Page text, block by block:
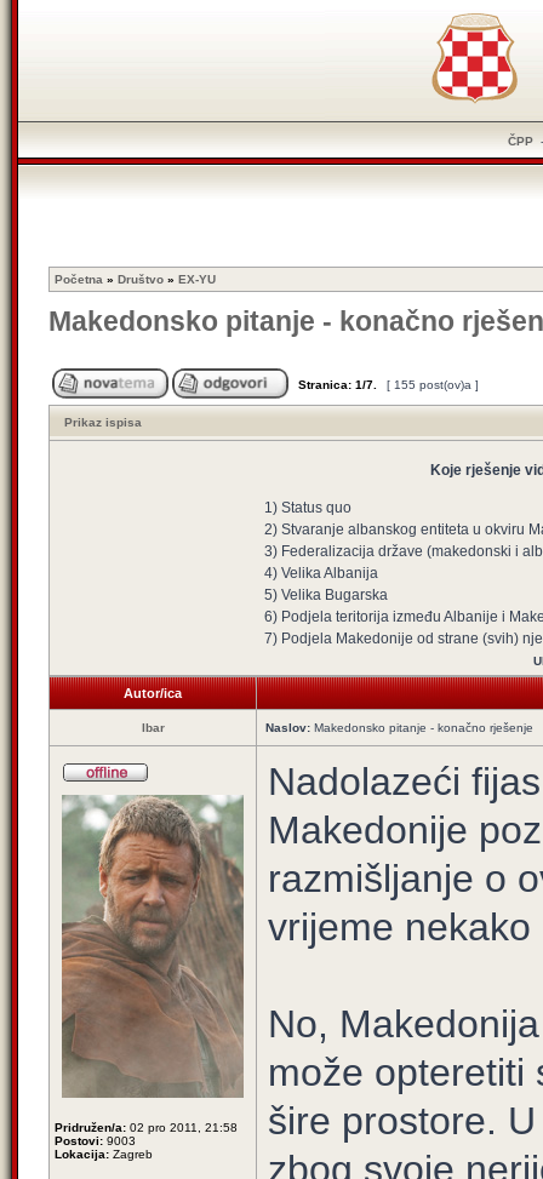
ČPP
Početna » Društvo » EX-YU
Makedonsko pitanje - konačno
Stranica: 1/7 [ 155 post(ov)a ]
Prikaz ispisa
Koje rješenje
1) Status quo
2) Stvaranje albanskog entiteta u okviru
3) Federalizacija države (makedonski i
4) Velika Albanija
5) Velika Bugarska
6) Podjela teritorija između Albanije i
7) Podjela Makedonije od strane (svih)
Autor/ica
Ibar Naslov: Makedonsko pitanje - konačno rješenje
Pridružen/a: 02 pro 2011, 21:58
Postovi: 9003
Lokacija: Zagreb
Nadolazeći
Makedonije
razmišljanje o
vrijeme
No,
može opteretiti
šire prostore.
zbog svoje